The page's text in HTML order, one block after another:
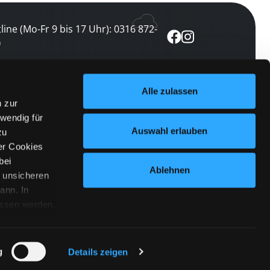
zur
für
Cookies
unsicheren
In
werden.
links
Details zeigen
Alle zulassen
Auswahl erlauben
Ablehnen
(Mo-Fr 9 bis 17 Uhr): 0316 872-
abonnieren
keine Veranstaltung verpassen
abonnieren